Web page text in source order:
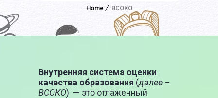
Home ВСОКО
Внутренняя система оценки
качества образования (далее –
ВСОКО) — это отлаженный